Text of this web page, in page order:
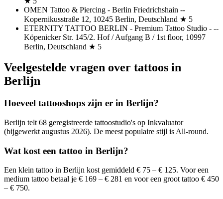
OMEN Tattoo & Piercing - Berlin Friedrichshain --
Kopernikusstraße 12, 10245 Berlin, Deutschland ★ 5
ETERNITY TATTOO BERLIN - Premium Tattoo Studio - --
Köpenicker Str. 145/2. Hof / Aufgang B / 1st floor, 10997
Berlin, Deutschland ★ 5
Veelgestelde vragen over tattoos in
Berlijn
Hoeveel tattooshops zijn er in Berlijn?
Berlijn telt 68 geregistreerde tattoostudio's op Inkvaluator
(bijgewerkt augustus 2026). De meest populaire stijl is All-round.
Wat kost een tattoo in Berlijn?
Een klein tattoo in Berlijn kost gemiddeld € 75 – € 125. Voor een
medium tattoo betaal je € 169 – € 281 en voor een groot tattoo € 450
– € 750.